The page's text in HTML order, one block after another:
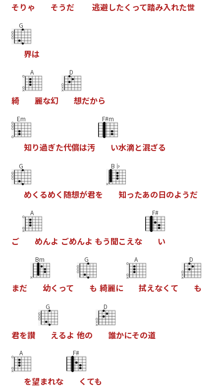
そ り ゃ そうた 逃避したく って踏み入れた世
G
界は
綺
A
麗な幻
D
想たから
Em
知り過きた代償は汚
F#m
い水滴と混さる
G
めく るめく 随想か君を
B♭
知ったあの日のようた
こ
A
めんよ こめんよ もう聞こえな
F#
い
また
Bm
幼く って
G
も 綺麗に
A
拭えなく て
D
も
君を讃
G
えるよ 他の
D
誰かにその道
A
を望まれな
F#
く ても